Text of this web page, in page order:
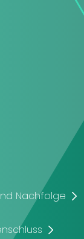
Nachfolge